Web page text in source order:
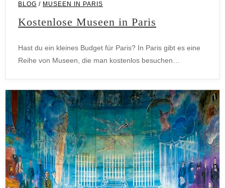
BLOG / MUSEEN IN PARIS
Kostenlose Museen in Paris
Hast du ein kleines Budget für Paris? In Paris gibt es eine
Reihe von Museen, die man kostenlos besuchen…